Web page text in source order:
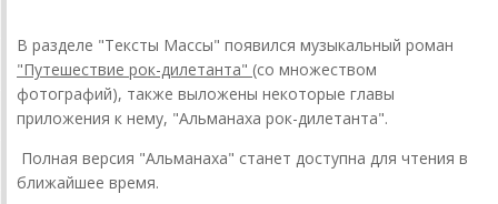
В разделе "Тексты Массы" появился музыкальный роман
"Путешествие рок-дилетанта" (со множеством
фотографий), также выложены некоторые главы
приложения к нему, "Альманаха рок-дилетанта".
Полная версия "Альманаха" станет доступна для чтения в
ближайшее время.